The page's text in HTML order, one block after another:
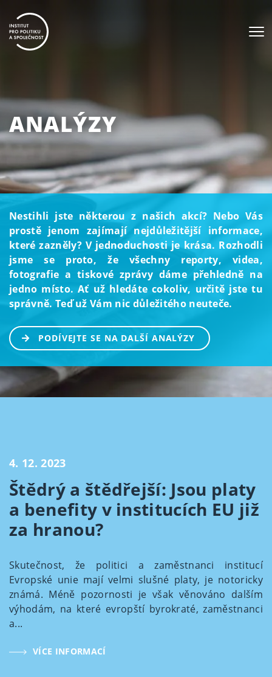
ANALÝZY
Nestihli jste některou z našich akcí? Nebo Vás
prostě jenom zajímají nejdůležitější informace,
které zazněly? V jednoduchosti je krása. Rozhodli
jsme se proto, že všechny reporty, videa,
fotografie a tiskové zprávy dáme přehledně na
jedno místo. Ať už hledáte cokoliv, určitě jste tu
správně. Teď už Vám nic důležitého neuteče.
PODÍVEJTE SE NA DALŠÍ ANALÝZY
4. 12. 2023
Štědrý a štědřejší: Jsou platy
a benefity v institucích EU již
za hranou?
Skutečnost, že politici a zaměstnanci institucí
Evropské unie mají velmi slušné platy, je notoricky
známá. Méně pozornosti je však věnováno dalším
výhodám, na které evropští byrokraté, zaměstnanci
a...
VÍCE INFORMACÍ